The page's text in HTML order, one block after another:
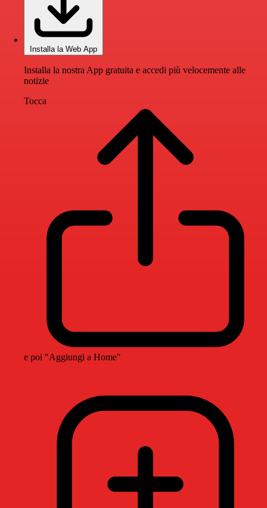
Installa la Web App
Installa la nostra App gratuita e accedi più velocemente alle
notizie
Tocca
e poi "Aggiungi a Home"